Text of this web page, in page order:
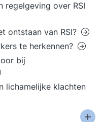
regelgeving over RSI
ontstaan van RSI?
te herkennen?
bij
lichamelijke klachten